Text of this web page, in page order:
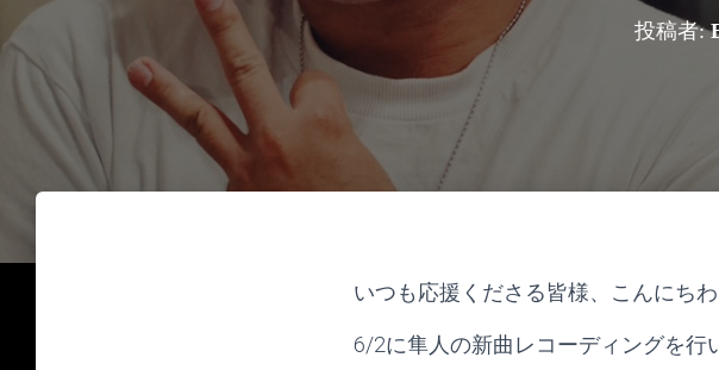
投稿者:
いつも応援くださる皆様、こんにちわ
6/2に隼人の新曲レコーディングを行